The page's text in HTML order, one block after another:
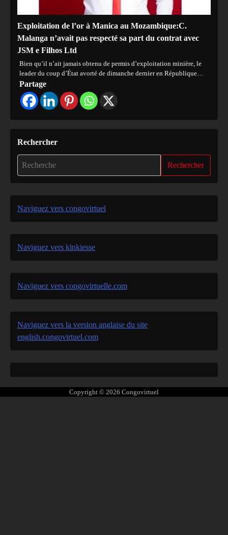
Exploitation de l’or à Manica au Mozambique:C.
Malanga n’avait pas respecté sa part du contrat avec
JSM e Filhos Ltd
Bien qu’il n’ait jamais obtenu de permis d’exploitation minière, le
leader du coup d’État avorté de dimanche dernier en République…
Partage
Rechercher
Rechercher
Naviguez vers congovirtuel
Naviguez vers kinkiesse
Naviguez vers congovirtuelle.com
Naviguez vers la version anglaise du site
english.congovirtuel.com
Copyright © 2026 Congovirtuel